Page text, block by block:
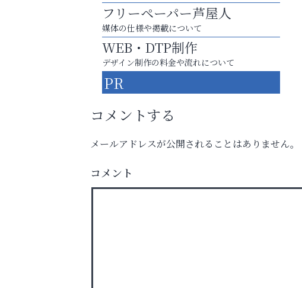
ちょっとしたお困りごともOK!
フリーペーパー芦屋人
媒体の仕様や掲載について
WEB・DTP制作
デザイン制作の料金や流れについて
PR
コメントする
メールアドレスが公開されることはありません。
コメント